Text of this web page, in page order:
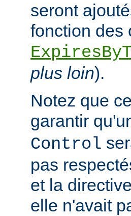
seront
fonction des
plus loin).
Notez que
garantir
Control
pas
et la
elle n'avait